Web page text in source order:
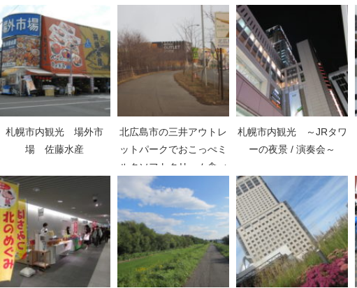
札幌市内観光 場外市
場 佐藤水産
北広島市の三井アウトレ
ットパークでおこっぺミ
ルクソフトクリーム食べ
てきた
札幌市内観光 ～JRタワ
ーの夜景 / 演奏会～